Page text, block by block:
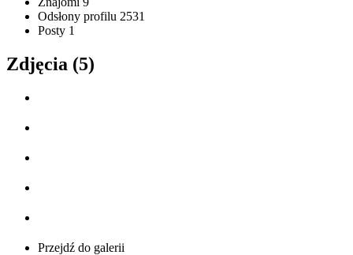
Odsłony profilu 2531
Posty 1
Zdjęcia (5)
Przejdź do galerii